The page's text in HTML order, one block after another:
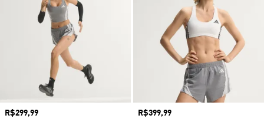
Preço
R$299,99
Preço
R$399,99